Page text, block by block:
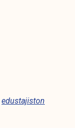
edustajiston